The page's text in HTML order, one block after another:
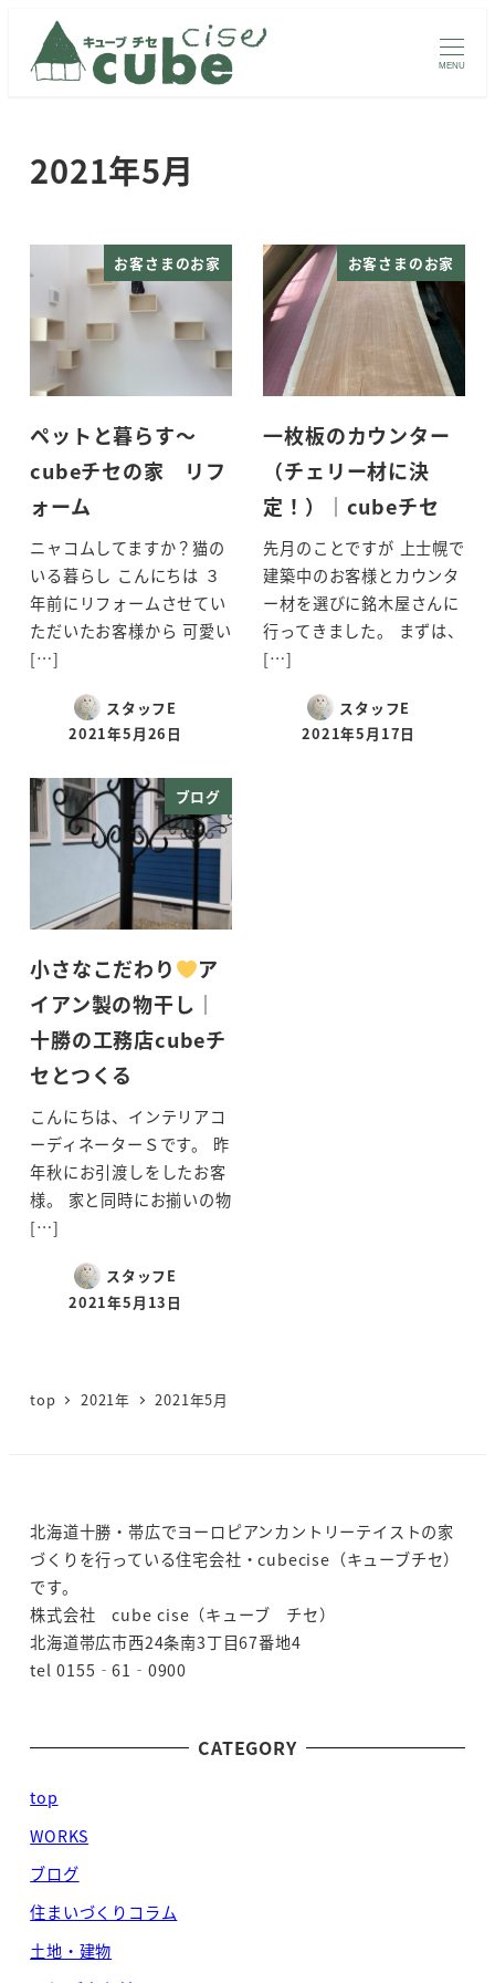
MENU
2021年5月
お客さまのお家
ペットと暮らす～
cubeチセの家 リフ
ォーム
ニャコムしてますか？猫の
いる暮らし こんにちは ３
年前にリフォームさせてい
ただいたお客様から 可愛い
[…]
スタッフE
投稿日
2021年5月26日
お客さまのお家
一枚板のカウンター
（チェリー材に決
定！）｜cubeチセ
先月のことですが 上士幌で
建築中のお客様とカウンタ
ー材を選びに銘木屋さんに
行ってきました。 まずは、
[…]
スタッフE
投稿日
2021年5月17日
ブログ
小さなこだわり
ア
イアン製の物干し｜
十勝の工務店cubeチ
セとつくる
こんにちは、インテリアコ
ーディネーターＳです。 昨
年秋にお引渡しをしたお客
様。 家と同時にお揃いの物
[…]
スタッフE
投稿日
2021年5月13日
top 2021年 2021年5月
北海道十勝・帯広でヨーロピアンカントリーテイストの家
づくりを行っている住宅会社・cubecise（キューブチセ）
です。
株式会社 cube cise（キューブ チセ）
北海道帯広市西24条南3丁目67番地4
tel 0155‐61‐0900
CATEGORY
top
WORKS
ブログ
住まいづくりコラム
土地・建物